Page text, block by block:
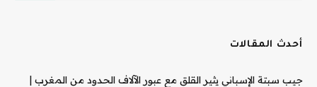
أحدث المقالات
جيب سبتة الإسباني يثير القلق مع عبور الآلاف الحدود من المغرب |